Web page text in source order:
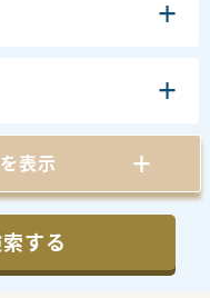
表示
する